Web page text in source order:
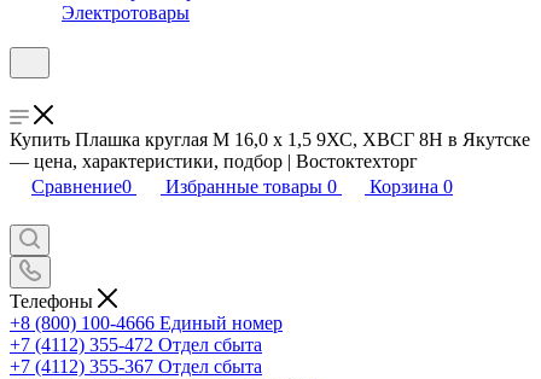
Электротовары
Купить Плашка круглая М 16,0 х 1,5 9ХС, ХВСГ 8Н в Якутске
— цена, характеристики, подбор | Востоктехторг
Сравнение0 Избранные товары 0 Корзина 0
Телефоны
+8 (800) 100-4666 Единый номер
+7 (4112) 355-472 Отдел сбыта
+7 (4112) 355-367 Отдел сбыта